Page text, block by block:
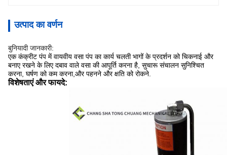
उत्पाद का वर्णन
बुनियादी जानकारी:
एक कंक्रीट पंप में वायवीय वसा पंप का कार्य चलती भागों के प्रदर्शन को चिकनाई और
बनाए रखने के लिए दबाव वाले वसा की आपूर्ति करना है, सुचारू संचालन सुनिश्चित
करना, घर्षण को कम करना,और पहनने और क्षति को रोकने.
विशेषताएं और फायदे: